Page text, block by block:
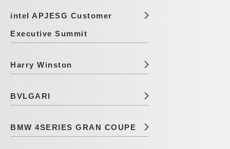
intel APJESG Customer
Executive Summit
Harry Winston
BVLGARI
BMW 4SERIES GRAN COUPE